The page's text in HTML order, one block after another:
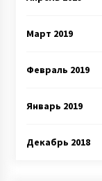
Март 2019
Февраль 2019
Январь 2019
Декабрь 2018